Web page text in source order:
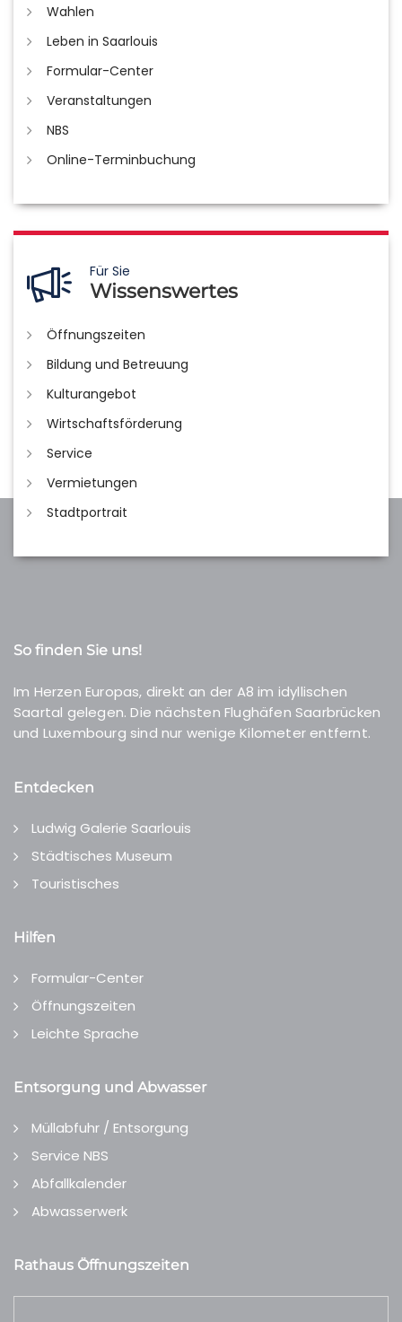
Wahlen
Leben in Saarlouis
Formular-Center
Veranstaltungen
NBS
Online-Terminbuchung
Für Sie
Wissenswertes
Öffnungszeiten
Bildung und Betreuung
Kulturangebot
Wirtschaftsförderung
Service
Vermietungen
Stadtportrait
So finden Sie uns!
Im Herzen Europas, direkt an der A8 im idyllischen
Saartal gelegen. Die nächsten Flughäfen Saarbrücken
und Luxembourg sind nur wenige Kilometer entfernt.
Entdecken
Ludwig Galerie Saarlouis
Städtisches Museum
Touristisches
Hilfen
Formular-Center
Öffnungszeiten
Leichte Sprache
Entsorgung und Abwasser
Müllabfuhr / Entsorgung
Service NBS
Abfallkalender
Abwasserwerk
Rathaus Öffnungszeiten